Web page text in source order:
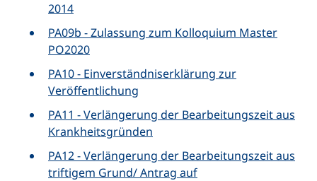
2014
PA09b - Zulassung zum Kolloquium Master
PO2020
PA10 - Einverständniserklärung zur
Veröffentlichung
PA11 - Verlängerung der Bearbeitungszeit aus
Krankheitsgründen
PA12 - Verlängerung der Bearbeitungszeit aus
triftigem Grund/ Antrag auf